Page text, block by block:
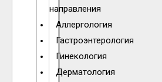
направления
Аллергология
Гастроэнтерология
Гинекология
Дерматология